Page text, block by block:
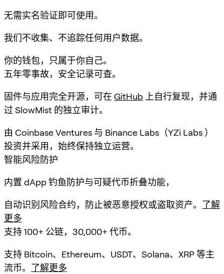
无需实名验证即可使用。
我们不收集、不追踪任何用户数据。
你的钱包，只属于你自己。
五年零事故，安全记录可查。
固件与应用完全开源，可在 GitHub 上自行复现，并通
过 SlowMist 的独立审计。
由 Coinbase Ventures 与 Binance Labs（YZi Labs ）
投资并采用，始终保持独立运营。
智能风险防护
内置 dApp 钓鱼防护与可疑代币折叠功能，
自动识别风险合约，防止被恶意授权或盗取资产。 了解
更多
支持 100+ 公链，30,000+ 代币。
支持 Bitcoin、Ethereum、USDT、Solana、XRP 等主
流币。 了解更多